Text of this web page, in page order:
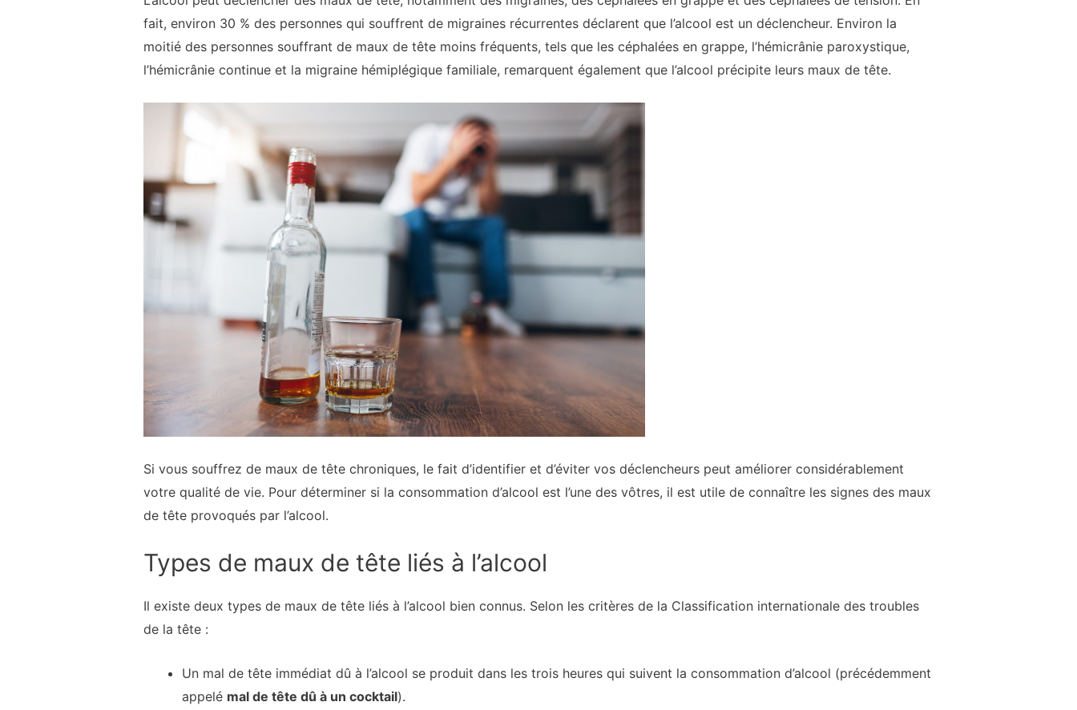
fait, environ 30 % des personnes qui souffrent de migraines récurrentes déclarent que l’alcool est un déclencheur. Environ la
moitié des personnes souffrant de maux de tête moins fréquents, tels que les céphalées en grappe, l’hémicrânie paroxystique,
l’hémicrânie continue et la migraine hémiplégique familiale, remarquent également que l’alcool précipite leurs maux de tête.
Si vous souffrez de maux de tête chroniques, le fait d’identifier et d’éviter vos déclencheurs peut améliorer considérablement
votre qualité de vie. Pour déterminer si la consommation d’alcool est l’une des vôtres, il est utile de connaître les signes des maux
de tête provoqués par l’alcool.
Types de maux de tête liés à l’alcool
Il existe deux types de maux de tête liés à l’alcool bien connus. Selon les critères de la Classification internationale des troubles
de la tête :
Un mal de tête immédiat dû à l’alcool se produit dans les trois heures qui suivent la consommation d’alcool (précédemment
appelé mal de tête dû à un cocktail).